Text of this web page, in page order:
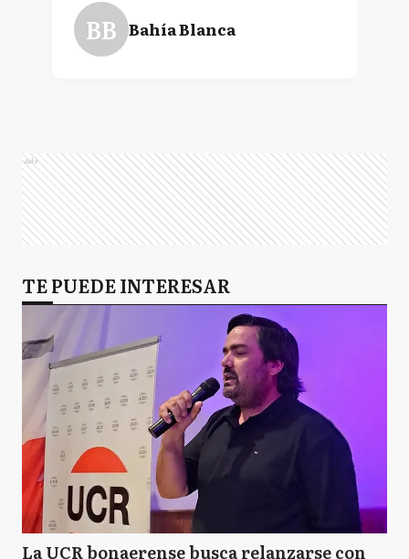
BB Bahía Blanca
Ads
TE PUEDE INTERESAR
La UCR bonaerense busca relanzarse con